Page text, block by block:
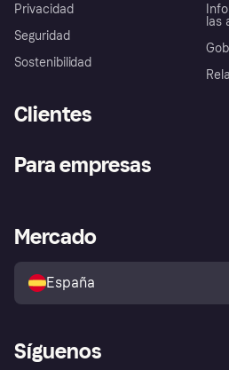
Privacidad
Seguridad
Sostenibilidad
las
Clientes
Inicio de sesión
Directorio de tiendas
Política de protección al
comprador de Klarna
Reclamaciones
Para empresas
Acceso empresas
Mercado
España
Síguenos